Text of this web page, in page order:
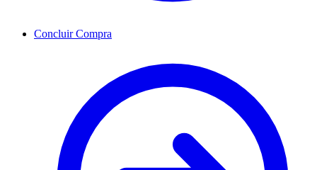
Concluir Compra